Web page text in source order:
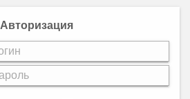
Авторизация